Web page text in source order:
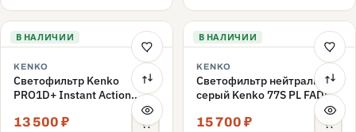
В НАЛИЧИИ
KENKO
Светофильтр Kenko
PRO1D+ Instant Action
Variable NDX3-450+C-PL
переменной плотности
13 500 ₽
В НАЛИЧИИ
KENKO
Светофильтр нейтрально-
серый Kenko 77S PL FADER
с переменной плотностью
ND3-ND400 77mm
15 700 ₽